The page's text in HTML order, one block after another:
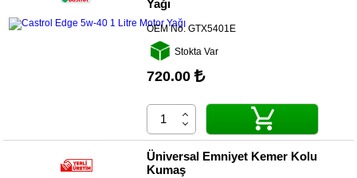
Yağı
OEM No:GTX5401E
Stokta Var
720.00
Üniversal Emniyet Kemer Kolu
Kumaş